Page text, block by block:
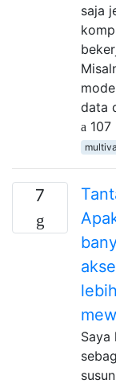
saja
data
107
7
Saya